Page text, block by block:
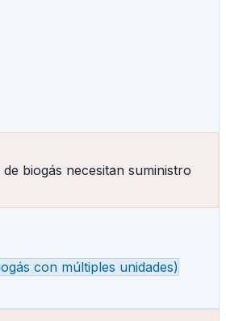
biogás necesitan suministro
con múltiples unidades)